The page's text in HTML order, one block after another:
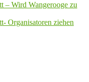
– Wird Wangerooge zu
Organisatoren ziehen